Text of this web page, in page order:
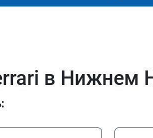
в Нижнем